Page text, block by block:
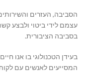
הסביבה, העזרים
עצמם לידי ביטוי ולבצע
בסביבה הציבורית.
בעידן הטכנולוגי בו אנו
המסייעים לאנשים עם